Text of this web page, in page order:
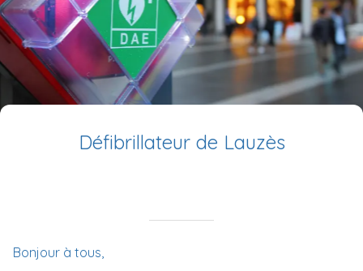
Défibrillateur de Lauzès
Bonjour à tous,